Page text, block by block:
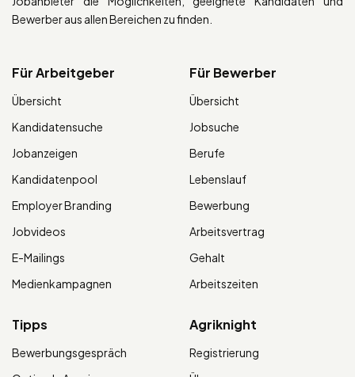
Bewerber aus allen Bereichen zu finden.
Für Arbeitgeber
Übersicht
Kandidatensuche
Jobanzeigen
Kandidatenpool
Employer Branding
Jobvideos
E-Mailings
Medienkampagnen
Für Bewerber
Übersicht
Jobsuche
Berufe
Lebenslauf
Bewerbung
Arbeitsvertrag
Gehalt
Arbeitszeiten
Tipps
Bewerbungsgespräch
Agriknight
Registrierung